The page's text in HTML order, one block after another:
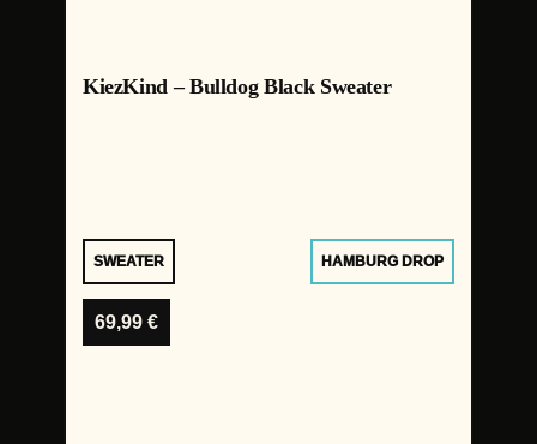
KiezKind – Bulldog Black Sweater
SWEATER HAMBURG DROP
69,99 €